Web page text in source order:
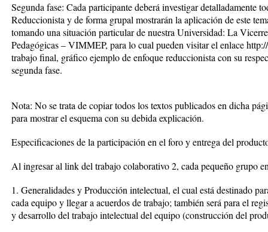
Segunda fase: Cada participante deberá investigar detalladamente
Reduccionista y de forma grupal mostrarán la aplicación de este
tomando una situación particular de nuestra Universidad: La
Pedagógicas – VIMMEP, para lo cual pueden visitar el enlace
trabajo final, gráfico ejemplo de enfoque reduccionista con su
segunda fase.
Nota: No se trata de copiar todos los textos publicados en dicha
para mostrar el esquema con su debida explicación.
Especificaciones de la participación en el foro y entrega del
Al ingresar al link del trabajo colaborativo 2, cada pequeño grupo
1. Generalidades y Producción intelectual, el cual está destinado
cada equipo y llegar a acuerdos de trabajo; también será para el
y desarrollo del trabajo intelectual del equipo (construcción del